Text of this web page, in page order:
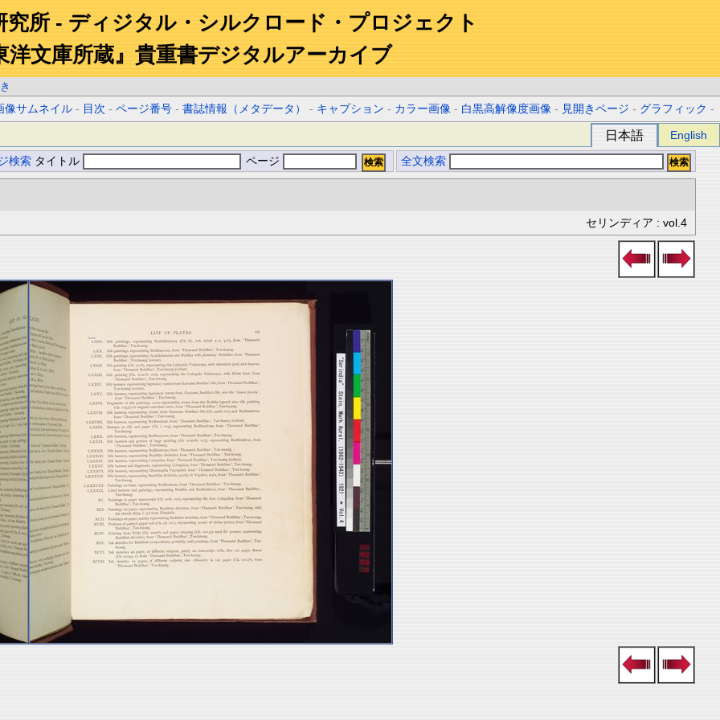
究所 - ディジタル・シルクロード・プロジェクト
洋文庫所蔵』貴重書デジタルアーカイブ
像サムネイル - 目次 -ページ番号 -書誌情報（メタデータ） - キャプション - カラー画像 - 白黒高解像度画像 - 見開きページ - グラフィック -
日本語 English
検索 タイトル ページ 全文検索
セリンディア : vol.4